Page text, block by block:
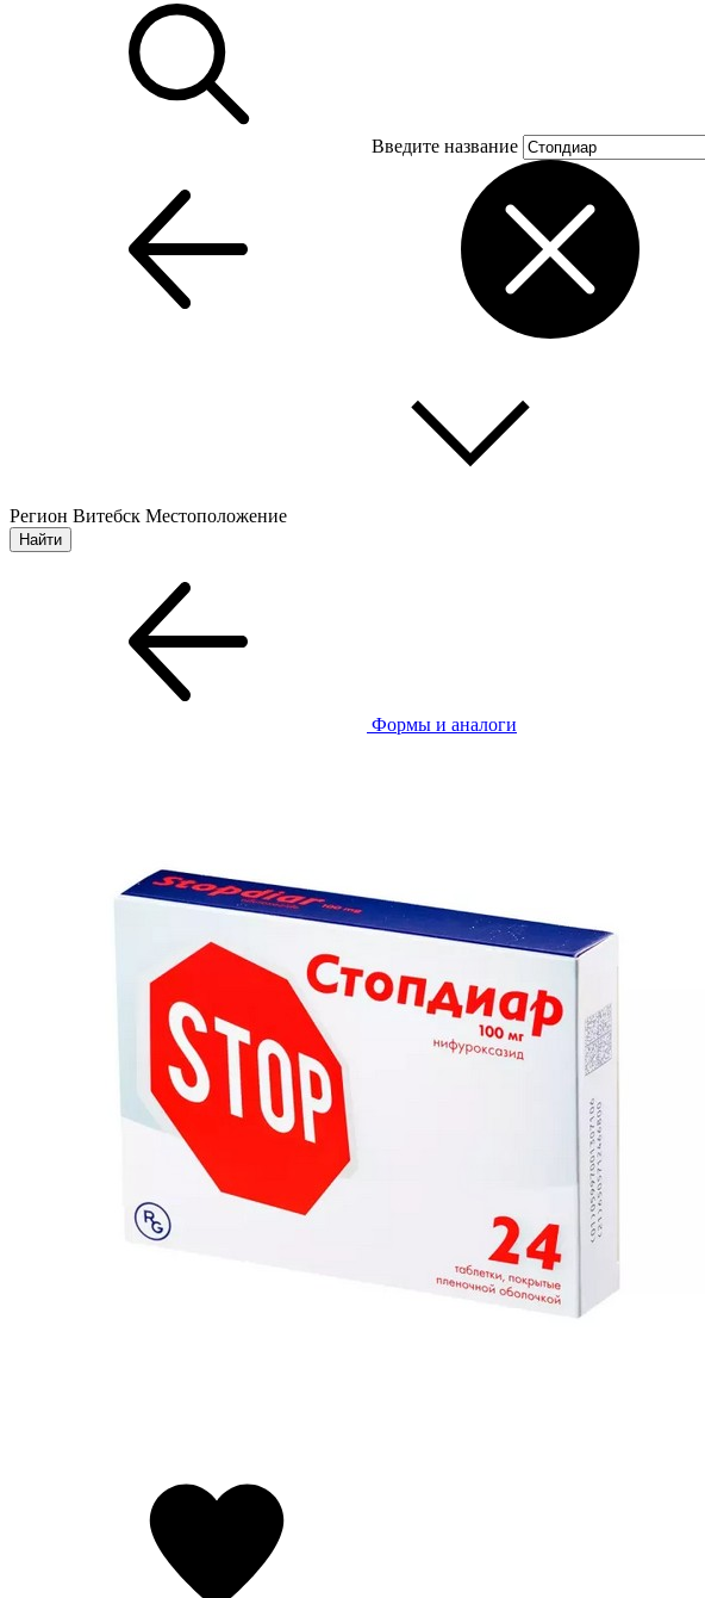
Введите название
Регион Витебск Местоположение
Формы и аналоги